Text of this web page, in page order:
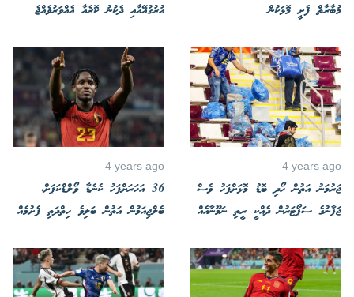
މުބާރާތް ފެށީ މޮޅަކުން
އުރުގުއޭއާއި ދެކުނު ކޮރެއާ އެއްވަރުވެއްޖެ
4 years ago
ޖަރުމަނު އަތުން ހޯދި ބޮޑު މޮޅަށްފަހު ވެސް
ޖަޕާނުގެ ސަޕޯޓަރުން ދެއްކީ ރީތި ނަމޫނާއެއް
4 years ago
36 އަހަރަށްފަހު ކެނެޑާ ވޯލްޑްކަޕަށް،
ބެލްޖިއަމުން އަތުން ބަލިވެ ހިތްދަތި ފެށުމެއް